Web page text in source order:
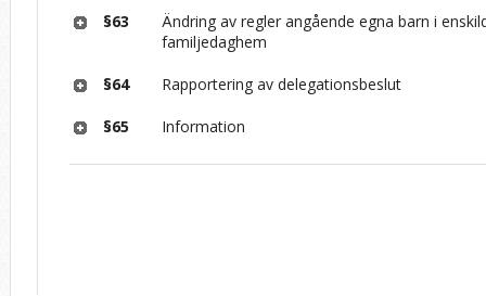
§63
Ändring av regler angående egna barn i
familjedaghem
§64 Rapportering av delegationsbeslut
§65 Information